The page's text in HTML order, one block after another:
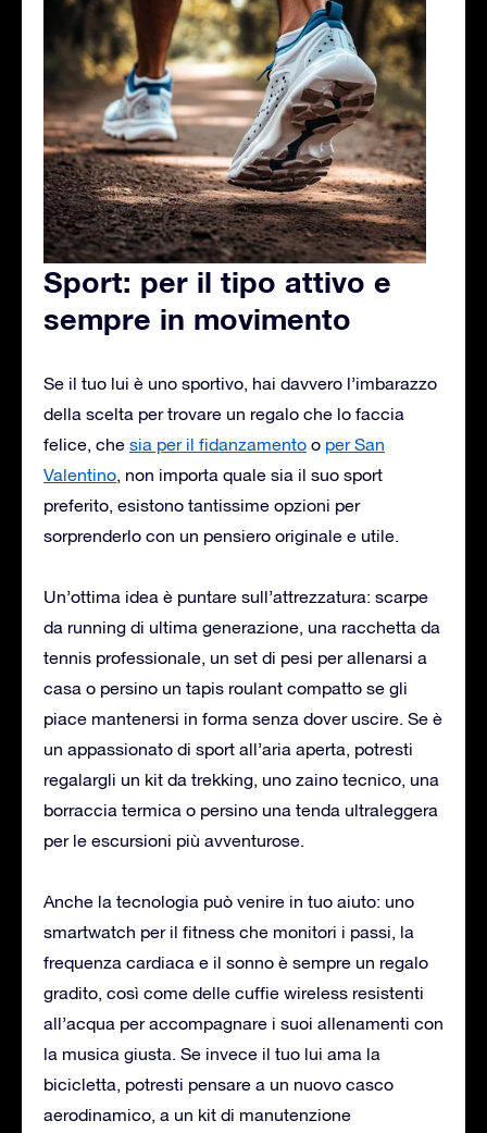
Sport: per il tipo attivo e
sempre in movimento
Se il tuo lui è uno sportivo, hai davvero l’imbarazzo
della scelta per trovare un regalo che lo faccia
felice, che sia per il fidanzamento o per San
Valentino, non importa quale sia il suo sport
preferito, esistono tantissime opzioni per
sorprenderlo con un pensiero originale e utile.
Un’ottima idea è puntare sull’attrezzatura: scarpe
da running di ultima generazione, una racchetta da
tennis professionale, un set di pesi per allenarsi a
casa o persino un tapis roulant compatto se gli
piace mantenersi in forma senza dover uscire. Se è
un appassionato di sport all’aria aperta, potresti
regalargli un kit da trekking, uno zaino tecnico, una
borraccia termica o persino una tenda ultraleggera
per le escursioni più avventurose.
Anche la tecnologia può venire in tuo aiuto: uno
smartwatch per il fitness che monitori i passi, la
frequenza cardiaca e il sonno è sempre un regalo
gradito, così come delle cuffie wireless resistenti
all’acqua per accompagnare i suoi allenamenti con
la musica giusta. Se invece il tuo lui ama la
bicicletta, potresti pensare a un nuovo casco
aerodinamico, a un kit di manutenzione